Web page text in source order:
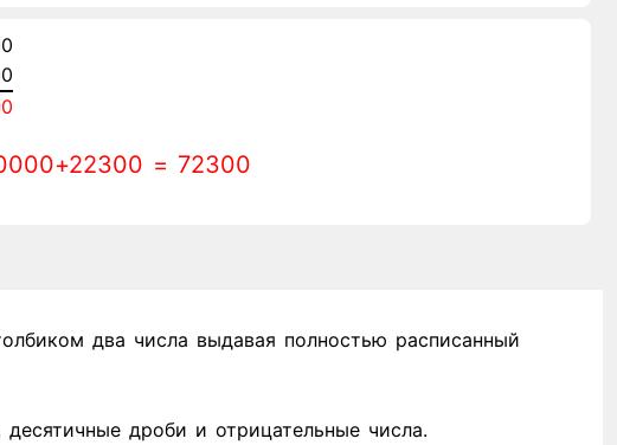
0
0
0
= 72300
два числа выдавая полностью расписанный
дроби и отрицательные числа.